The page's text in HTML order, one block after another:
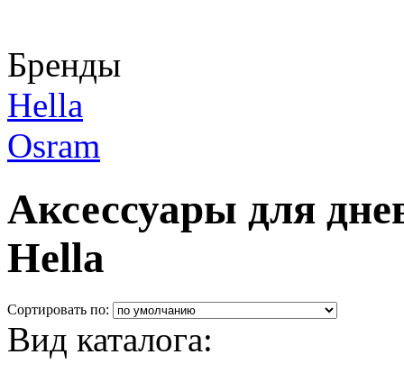
Бренды
Hella
Osram
Аксессуары для
Hella
Сортировать по:
Вид каталога: